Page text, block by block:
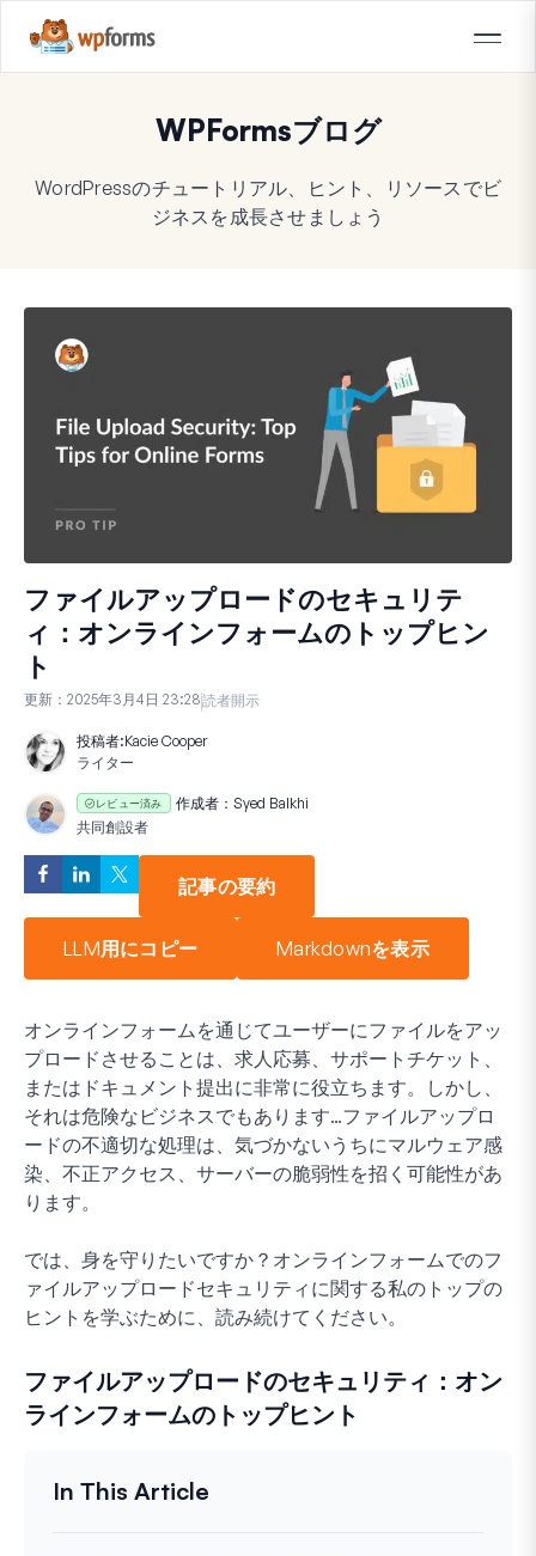
WPFormsブログ
WordPressのチュートリアル、ヒント、リソースでビ
ジネスを成長させましょう
ファイルアップロードのセキュリテ
ィ：オンラインフォームのトップヒン
ト
更新： 2025年3月4日 23:28読者開示
投稿者:Kacie Cooper
ライター
レビュー済み 作成者： Syed Balkhi
共同創設者
記事の要約
LLM用にコピー Markdownを表示
オンラインフォームを通じてユーザーにファイルをアッ
プロードさせることは、求人応募、サポートチケット、
またはドキュメント提出に非常に役立ちます。しかし、
それは危険なビジネスでもあります…ファイルアップロ
ードの不適切な処理は、気づかないうちにマルウェア感
染、不正アクセス、サーバーの脆弱性を招く可能性があ
ります。
では、身を守りたいですか？オンラインフォームでのフ
ァイルアップロードセキュリティに関する私のトップの
ヒントを学ぶために、読み続けてください。
ファイルアップロードのセキュリティ：オン
ラインフォームのトップヒント